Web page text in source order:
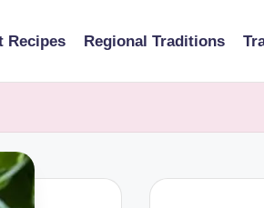
Recipes Regional Traditions